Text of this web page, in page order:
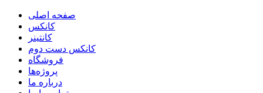
صفحه اصلی
کانکس
کانتینر
کانکس دست دوم
فروشگاه
پروژه‌ها
درباره ما